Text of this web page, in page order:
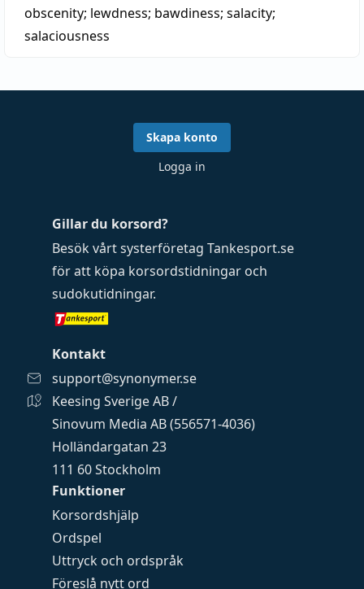
obscenity; lewdness; bawdiness; salacity;
salaciousness
Funktioner
Korsordshjälp
Ordspel
Uttryck och ordspråk
Föreslå nytt ord
Gillar du korsord?
Besök vårt systerföretag Tankesport.se
för att köpa korsordstidningar och
sudokutidningar.
Kontakt
support@synonymer.se
Keesing Sverige AB /
Sinovum Media AB (556571-4036)
Holländargatan 23
111 60 Stockholm
Skapa konto
Logga in